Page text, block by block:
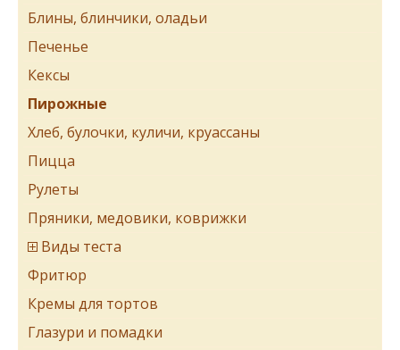
Блины, блинчики, оладьи
Печенье
Кексы
Пирожные
Хлеб, булочки, куличи, круассаны
Пицца
Рулеты
Пряники, медовики, коврижки
Виды теста
Фритюр
Кремы для тортов
Глазури и помадки